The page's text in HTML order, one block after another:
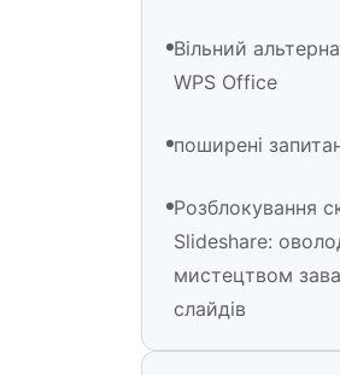
Вільний
WPS Office
поширені
Розблокування
Slideshare:
мистецтвом
слайдів